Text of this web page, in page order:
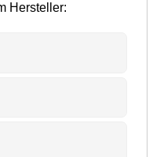
Hersteller: